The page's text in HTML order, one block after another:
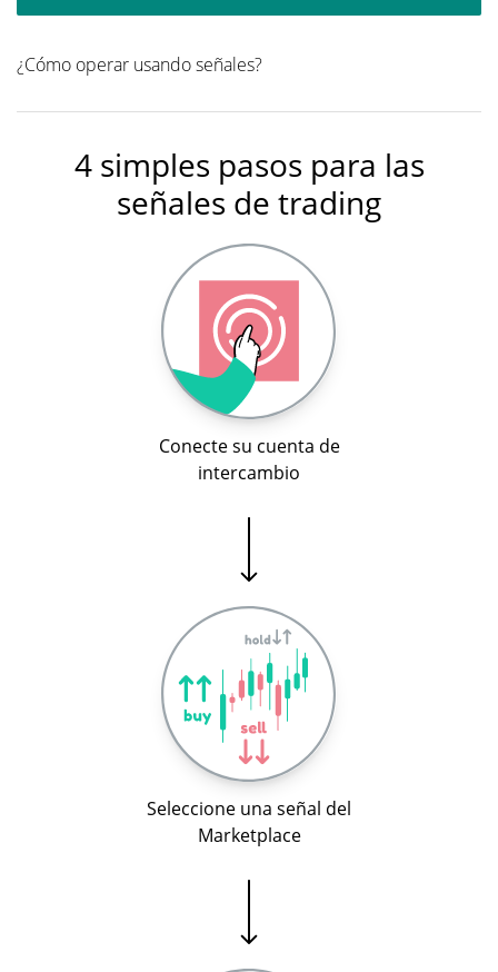
¿Cómo operar usando señales?
4 simples pasos para las
señales de trading
Conecte su cuenta de
intercambio
Seleccione una señal del
Marketplace